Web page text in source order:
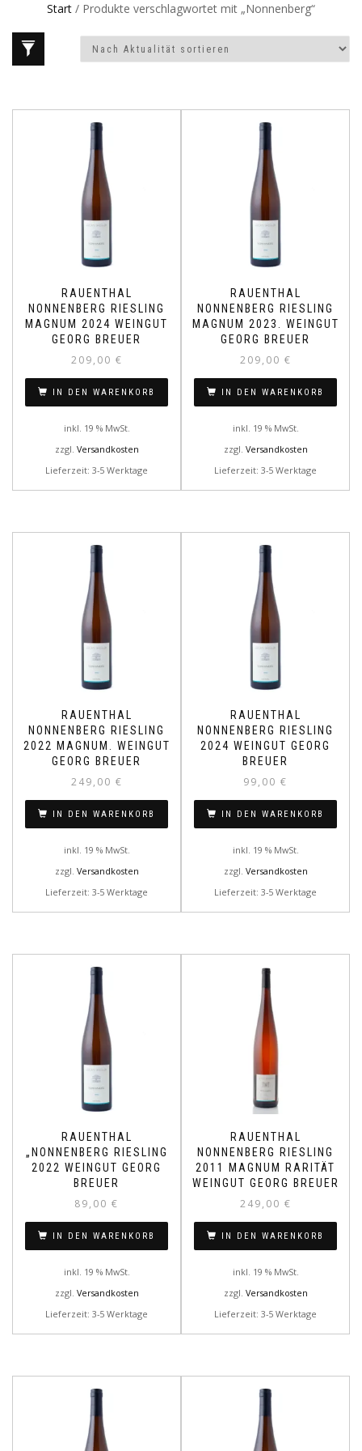
Start / Produkte verschlagwortet mit „Nonnenberg“
RAUENTHAL
NONNENBERG RIESLING
MAGNUM 2024 WEINGUT
GEORG BREUER
209,00 €
IN DEN WARENKORB
inkl. 19 % MwSt.
zzgl. Versandkosten
Lieferzeit: 3-5 Werktage
RAUENTHAL
NONNENBERG RIESLING
MAGNUM 2023. WEINGUT
GEORG BREUER
209,00 €
IN DEN WARENKORB
inkl. 19 % MwSt.
zzgl. Versandkosten
Lieferzeit: 3-5 Werktage
RAUENTHAL
NONNENBERG RIESLING
2022 MAGNUM. WEINGUT
GEORG BREUER
249,00 €
IN DEN WARENKORB
inkl. 19 % MwSt.
zzgl. Versandkosten
Lieferzeit: 3-5 Werktage
RAUENTHAL
NONNENBERG RIESLING
2024 WEINGUT GEORG
BREUER
99,00 €
IN DEN WARENKORB
inkl. 19 % MwSt.
zzgl. Versandkosten
Lieferzeit: 3-5 Werktage
RAUENTHAL
„NONNENBERG RIESLING
2022 WEINGUT GEORG
BREUER
89,00 €
IN DEN WARENKORB
inkl. 19 % MwSt.
zzgl. Versandkosten
Lieferzeit: 3-5 Werktage
RAUENTHAL
NONNENBERG RIESLING
2011 MAGNUM RARITÄT
WEINGUT GEORG BREUER
249,00 €
IN DEN WARENKORB
inkl. 19 % MwSt.
zzgl. Versandkosten
Lieferzeit: 3-5 Werktage